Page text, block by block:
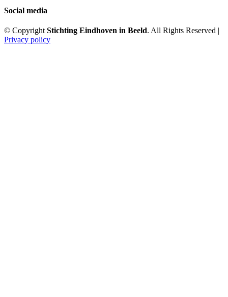
Social media
© CopyrightStichting Eindhoven in Beeld. All Rights Reserved |
Privacy policy